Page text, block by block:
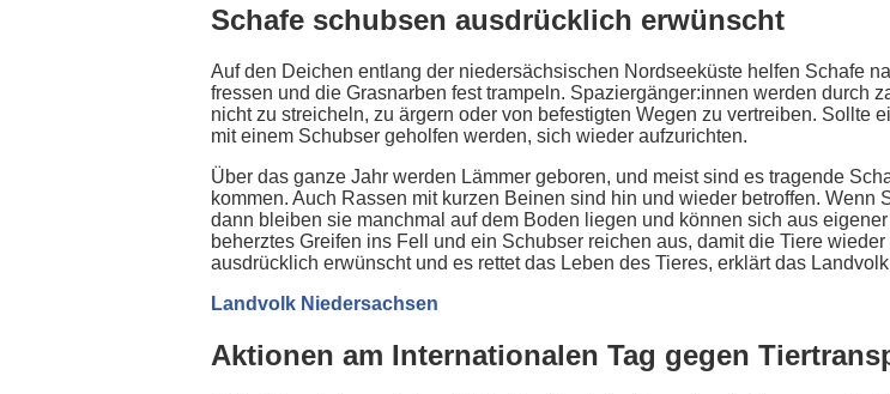
Schafe schubsen ausdrücklich erwünscht
Auf den Deichen entlang der niedersächsischen Nordseeküste helfen Schafe
fressen und die Grasnarben fest trampeln. Spaziergänger:innen werden durch
nicht zu streicheln, zu ärgern oder von befestigten Wegen zu vertreiben. Sollte
mit einem Schubser geholfen werden, sich wieder aufzurichten.
Über das ganze Jahr werden Lämmer geboren, und meist sind es tragende
kommen. Auch Rassen mit kurzen Beinen sind hin und wieder betroffen.
dann bleiben sie manchmal auf dem Boden liegen und können sich aus
beherztes Greifen ins Fell und ein Schubser reichen aus, damit die Tiere
ausdrücklich erwünscht und es rettet das Leben des Tieres, erklärt das
Landvolk Niedersachsen
Aktionen am Internationalen Tag gegen